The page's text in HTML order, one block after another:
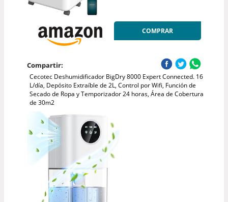
COMPRAR
Compartir:
Cecotec Deshumidificador BigDry 8000 Expert Connected. 16
L/día, Depósito Extraíble de 2L, Control por Wifi, Función de
Secado de Ropa y Temporizador 24 horas, Área de Cobertura
de 30m2